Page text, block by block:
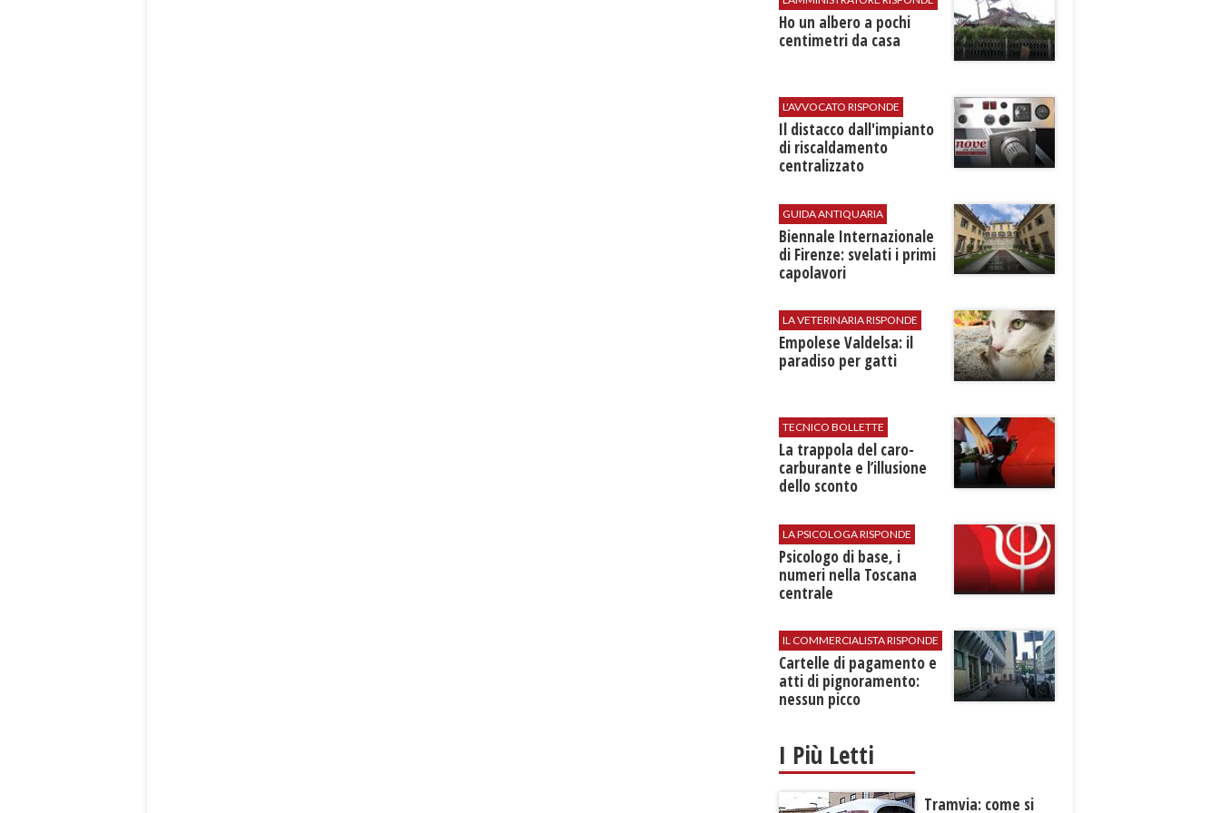
Ho un albero a pochi
centimetri da casa
L'AVVOCATO RISPONDE
Il distacco dall'impianto
di riscaldamento
centralizzato
GUIDA ANTIQUARIA
Biennale Internazionale
di Firenze: svelati i primi
capolavori
LA VETERINARIA RISPONDE
Empolese Valdelsa: il
paradiso per gatti
TECNICO BOLLETTE
​La trappola del caro-
carburante e l’illusione
dello sconto
LA PSICOLOGA RISPONDE
Psicologo di base, i
numeri nella Toscana
centrale
IL COMMERCIALISTA RISPONDE
Cartelle di pagamento e
atti di pignoramento:
nessun picco
I Più Letti
Tramvia: come si